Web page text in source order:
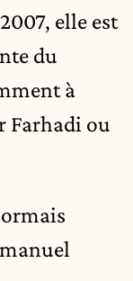
elle est
du
à
Farhadi ou